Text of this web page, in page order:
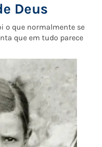
Deus
o que normalmente se
que em tudo parece